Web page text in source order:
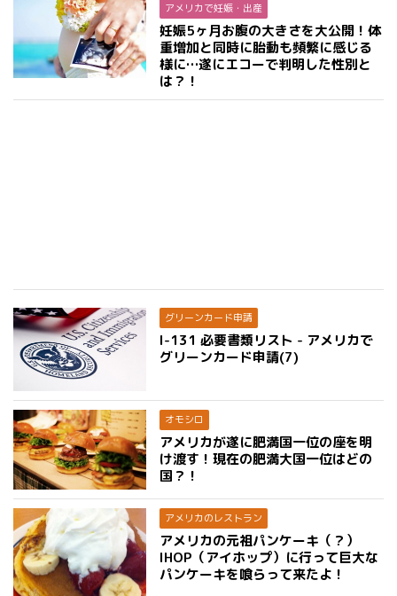
アメリカで妊娠・出産
妊娠5ヶ月お腹の大きさを大公開！体
重増加と同時に胎動も頻繁に感じる
様に…遂にエコーで判明した性別と
は？！
グリーンカード申請
I-131 必要書類リスト - アメリカで
グリーンカード申請(7)
オモシロ
アメリカが遂に肥満国一位の座を明
け渡す！現在の肥満大国一位はどの
国？！
アメリカのレストラン
アメリカの元祖パンケーキ（？）
IHOP（アイホップ）に行って巨大な
パンケーキを喰らって来たよ！